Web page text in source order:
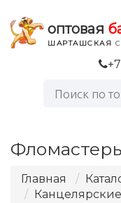
оптовая
ШАРТАШСКАЯ
Главная